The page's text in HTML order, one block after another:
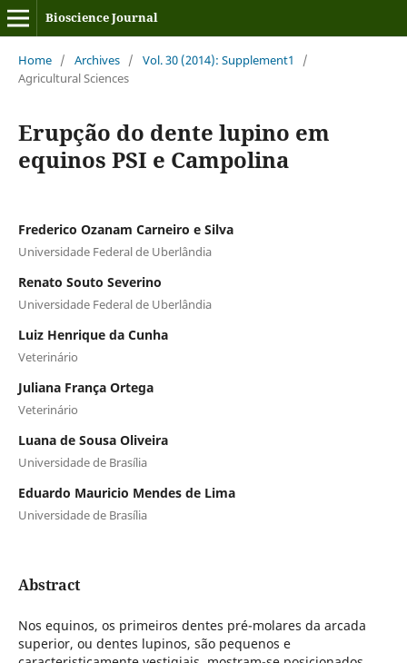
Bioscience Journal
Home / Archives / Vol. 30 (2014): Supplement1
/
Agricultural Sciences
Erupção do dente lupino em
equinos PSI e Campolina
Frederico Ozanam Carneiro e Silva
Universidade Federal de Uberlândia
Renato Souto Severino
Universidade Federal de Uberlândia
Luiz Henrique da Cunha
Veterinário
Juliana França Ortega
Veterinário
Luana de Sousa Oliveira
Universidade de Brasília
Eduardo Mauricio Mendes de Lima
Universidade de Brasília
Abstract
Nos equinos, os primeiros dentes pré-molares da arcada
superior, ou dentes lupinos, são pequenos e